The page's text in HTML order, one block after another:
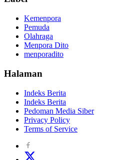
Kemenpora
Pemuda
Olahraga
Menpora Dito
menporadito
Halaman
Indeks Berita
Indeks Berita
Pedoman Media Siber
Privacy Policy
Terms of Service